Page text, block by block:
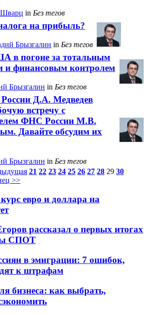
in Без тегов
на прибыль?
Брызгалин in Без тегов
в погоне за тотальным
и финансовым контролем
Брызгалин in Без тегов
Д.А. Медведев
встречу с
ФНС России М.В.
Давайте обсудим их
Брызгалин in Без тегов
21 22 23 24 25 26 27 28 29 30
>>
евро и доллара на
рассказал о первых итогах
СПОТ
в эмиграции: 7 ошибок,
к штрафам
бизнеса: как выбрать,